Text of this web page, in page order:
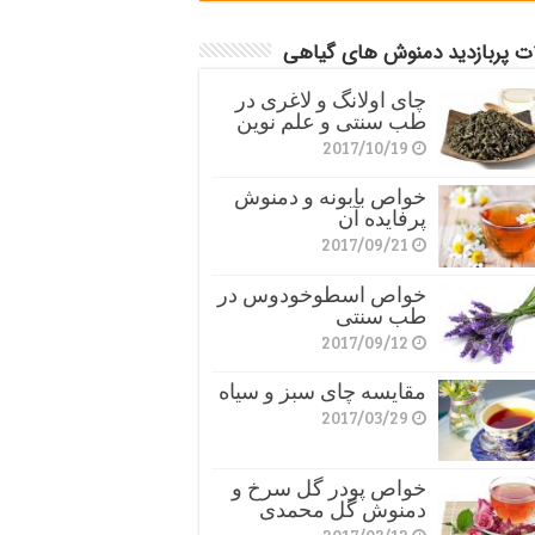
پربازدید دمنوش های گیاهی
چای اولانگ و لاغری در
طب سنتی و علم نوین
2017/10/19
خواص بابونه و دمنوش
پرفایده آن
2017/09/21
خواص اسطوخودوس در
طب سنتی
2017/09/12
مقایسه چای سبز و سیاه
2017/03/29
خواص پودر گل سرخ و
دمنوش گل محمدی